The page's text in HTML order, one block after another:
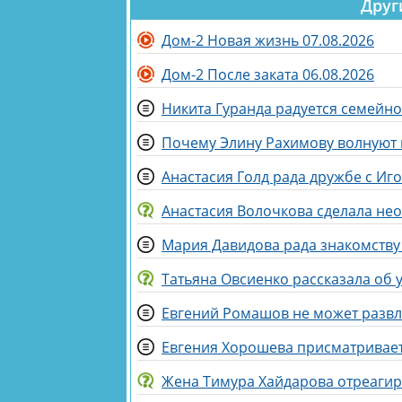
Дом-2 Новая жизнь 07.08.2026
Дом-2 После заката 06.08.2026
Никита Гуранда радуется
Почему Элину Рахимову
Анастасия Голд рада дружбе с
Анастасия Волочкова сделала
Мария Давидова рада
Татьяна Овсиенко рассказала
Евгений Ромашов не может
Евгения Хорошева
Жена Тимура Хайдарова